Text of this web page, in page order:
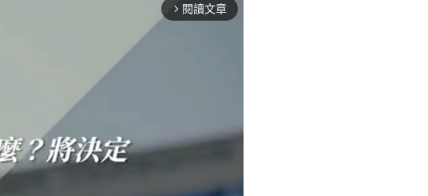
arrow_forward_ios 閱讀文章